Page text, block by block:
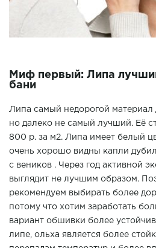
Миф первый: Липа
бани
Липа самый недорогой материал
но далеко не самый лучший. Её
800 р. за м2. Липа имеет белый
очень хорошо видны капли
с веников . Через год активной
выглядит не лучшим образом.
рекомендуем выбирать более
потому что хотим заработать
вариант обшивки более
липе, ольха является более